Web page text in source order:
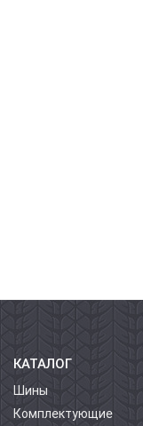
КАТАЛОГ
Шины
Комплектующие